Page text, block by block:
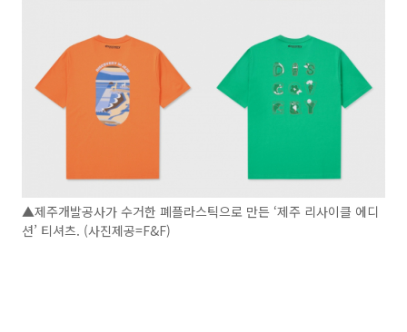
▲제주개발공사가 수거한 폐플라스틱으로 만든 ‘제주 리사이클 에디
션’ 티셔츠. (사진제공=F&F)